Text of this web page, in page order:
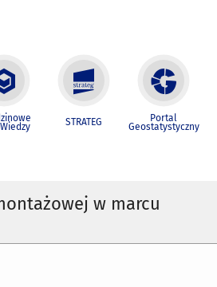
STRATEG Portal
Geostatystyczny
w marcu